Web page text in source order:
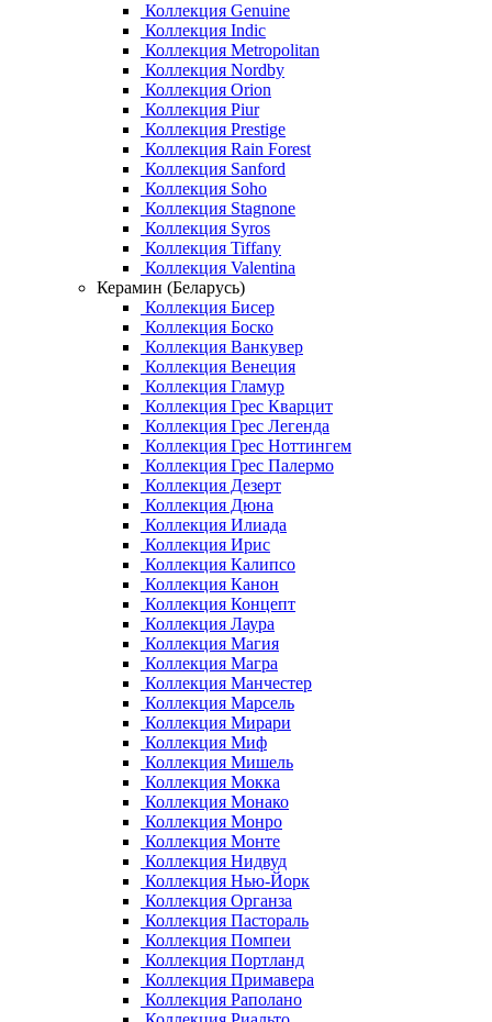
Коллекция Genuine
Коллекция Indic
Коллекция Metropolitan
Коллекция Nordby
Коллекция Orion
Коллекция Piur
Коллекция Prestige
Коллекция Rain Forest
Коллекция Sanford
Коллекция Soho
Коллекция Stagnone
Коллекция Syros
Коллекция Tiffany
Коллекция Valentina
Керамин (Беларусь)
Коллекция Бисер
Коллекция Боско
Коллекция Ванкувер
Коллекция Венеция
Коллекция Гламур
Коллекция Грес Кварцит
Коллекция Грес Легенда
Коллекция Грес Ноттингем
Коллекция Грес Палермо
Коллекция Дезерт
Коллекция Дюна
Коллекция Илиада
Коллекция Ирис
Коллекция Калипсо
Коллекция Канон
Коллекция Концепт
Коллекция Лаура
Коллекция Магия
Коллекция Магра
Коллекция Манчестер
Коллекция Марсель
Коллекция Мирари
Коллекция Миф
Коллекция Мишель
Коллекция Мокка
Коллекция Монако
Коллекция Монро
Коллекция Монте
Коллекция Нидвуд
Коллекция Нью-Йорк
Коллекция Органза
Коллекция Пастораль
Коллекция Помпеи
Коллекция Портланд
Коллекция Примавера
Коллекция Раполано